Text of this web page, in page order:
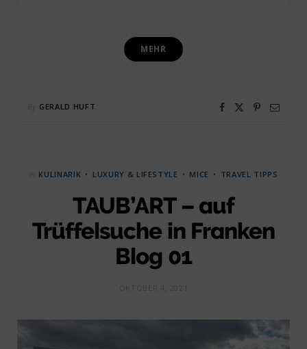
MEHR
GERALD HUFT
KULINARIK LUXURY & LIFESTYLE MICE TRAVEL TIPPS
TAUB’ART – auf
Trüffelsuche in Franken
Blog 01